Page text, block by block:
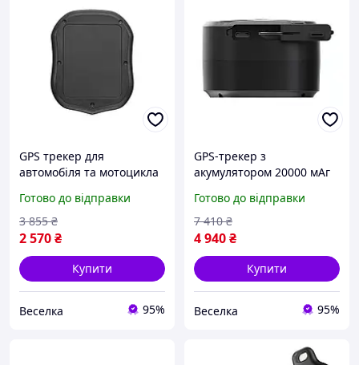
GPS трекер для
автомобіля та мотоцикла
5000 mAh захист від
крадіжки 90 днів роботи
SPICY
Готово до відправки
2 570₴
3 855 ₴
Купити
Веселка 95%
GPS-трекер з
акумулятором 20000 мАг
автомобілів, домашніх
тварин та обладнання
IP65 SPICY
Готово до відправки
4 940₴
7 410 ₴
Купити
Веселка 95%